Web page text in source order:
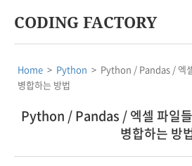
CODING FACTORY
Home > Python > Python / Pandas / 엑
병합하는 방법
Python / Pandas / 엑셀 파일
병합하는 방